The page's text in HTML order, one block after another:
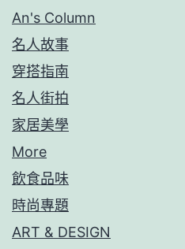
An's Column
名人故事
穿搭指南
名人街拍
家居美學
More
飲食品味
時尚專題
ART & DESIGN